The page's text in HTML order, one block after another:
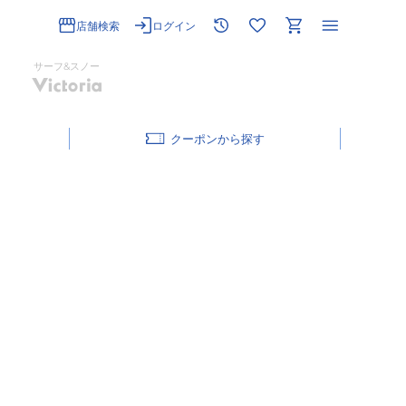
店舗検索 ログイン
サーフ&スノー
クーポン